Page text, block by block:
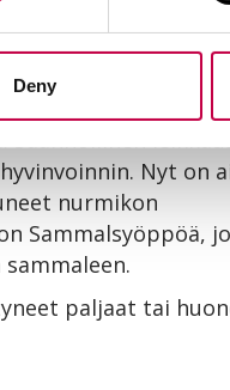
Deny
kasvuun
kasvuun. Nurmikko
Säännöllinen
Nyt on
nurmikon
Sammalsyöppöä,
paljaat tai